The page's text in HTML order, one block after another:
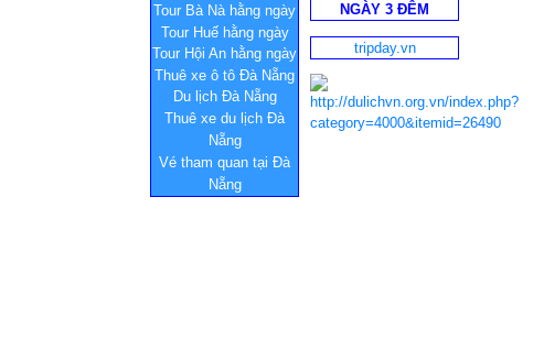
Tour Bà Nà hằng ngày
Tour Huế hằng ngày
Tour Hội An hằng ngày
Thuê xe ô tô Đà Nẵng
Du lịch Đà Nẵng
Thuê xe du lịch Đà
Nẵng
Vé tham quan tại Đà
Nẵng
NGÀY 3 ĐÊM
tripday.vn